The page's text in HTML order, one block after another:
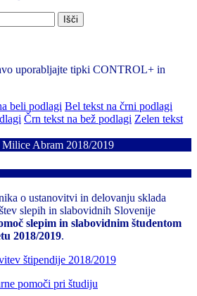
uporabljajte tipki CONTROL+ in
beli podlagi Bel tekst na črni podlagi
Črn tekst na bež podlagi Zelen tekst
Abram 2018/2019
o ustanovitvi in delovanju sklada
slepih in slabovidnih Slovenije
slepim in slabovidnim študentom
2018/2019.
štipendije 2018/2019
pomoči pri študiju